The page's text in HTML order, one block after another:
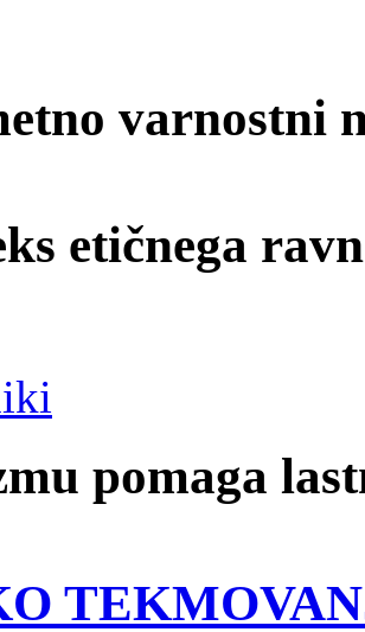
varnostni
etičnega
pomaga